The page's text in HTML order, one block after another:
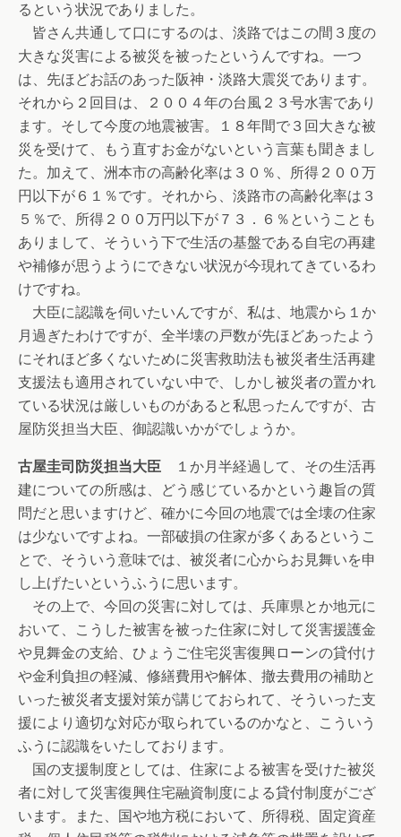
るという状況でありました。
皆さん共通して口にするのは、淡路ではこの間３度の
大きな災害による被災を被ったというんですね。一つ
は、先ほどお話のあった阪神・淡路大震災であります。
それから２回目は、２００４年の台風２３号水害であり
ます。そして今度の地震被害。１８年間で３回大きな被
災を受けて、もう直すお金がないという言葉も聞きまし
た。加えて、洲本市の高齢化率は３０％、所得２００万
円以下が６１％です。それから、淡路市の高齢化率は３
５％で、所得２００万円以下が７３．６％ということも
ありまして、そういう下で生活の基盤である自宅の再建
や補修が思うようにできない状況が今現れてきているわ
けですね。
大臣に認識を伺いたいんですが、私は、地震から１か
月過ぎたわけですが、全半壊の戸数が先ほどあったよう
にそれほど多くないために災害救助法も被災者生活再建
支援法も適用されていない中で、しかし被災者の置かれ
ている状況は厳しいものがあると私思ったんですが、古
屋防災担当大臣、御認識いかがでしょうか。
古屋圭司防災担当大臣 １か月半経過して、その生活再
建についての所感は、どう感じているかという趣旨の質
問だと思いますけど、確かに今回の地震では全壊の住家
は少ないですよね。一部破損の住家が多くあるというこ
とで、そういう意味では、被災者に心からお見舞いを申
し上げたいというふうに思います。
その上で、今回の災害に対しては、兵庫県とか地元に
おいて、こうした被害を被った住家に対して災害援護金
や見舞金の支給、ひょうご住宅災害復興ローンの貸付け
や金利負担の軽減、修繕費用や解体、撤去費用の補助と
いった被災者支援対策が講じておられて、そういった支
援により適切な対応が取られているのかなと、こういう
ふうに認識をいたしております。
国の支援制度としては、住家による被害を受けた被災
者に対して災害復興住宅融資制度による貸付制度がござ
います。また、国や地方税において、所得税、固定資産